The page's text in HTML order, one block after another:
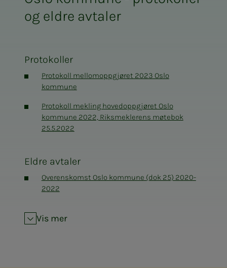
og eldre avtaler
Protokoller
Protokoll mellomoppgjøret 2023 Oslo
kommune
Protokoll mekling hovedoppgjøret Oslo
kommune 2022, Riksmeklerens møtebok
25.5.2022
Eldre avtaler
Overenskomst Oslo kommune (dok 25) 2020-
2022
Vis mer